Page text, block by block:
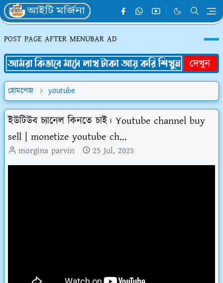
POST PAGE AFTER MENUBAR AD
হোমপেজ youtube
ইউটিউব চ্যানেল কিনতে চাই। Youtube channel buy
sell | monetize youtube ch...
morgina parvin 25 Jul, 2025